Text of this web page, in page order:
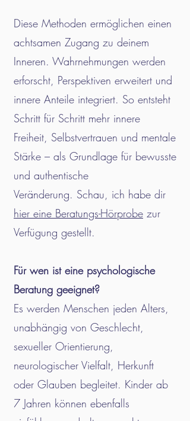
​Diese Methoden ermöglichen einen
achtsamen Zugang zu deinem
Inneren. Wahrnehmungen werden
erforscht, Perspektiven erweitert und
innere Anteile integriert. So entsteht
Schritt für Schritt mehr innere
Freiheit, Selbstvertrauen und mentale
Stärke – als Grundlage für bewusste
und authentische
Veränderung. Schau, ich habe dir
hier eine Beratungs-Hörprobe zur
Verfügung gestellt.
Für wen ist eine psychologische
Beratung geeignet?
Es werden Menschen jeden Alters,
unabhängig von Geschlecht,
sexueller Orientierung,
neurologischer Vielfalt, Herkunft
oder Glauben begleitet. Kinder ab
7 Jahren können ebenfalls